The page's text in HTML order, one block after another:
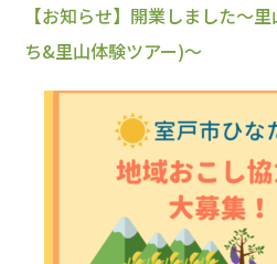
【お知らせ】開業しました～
ち&里山体験ツアー)～